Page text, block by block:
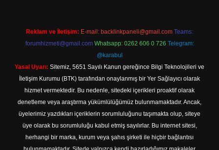
Reklam ve İletişim: E-mail: backlinkpaneli@gmail.com Teams:
forumhizmeti@gmail.com Whatsapp: 0262 606 0 726 Telegram:
@karabul
Yasal Uyarı: Sitemiz, 5651 Sayılı Kanun gereğince Bilgi Teknolojileri ve
İletişim Kurumu (BTK) tarafından onaylanmış bir Yer Sağlayıcı olarak
hizmet vermektedir. Bu nedenle, sitedeki içerikleri proaktif olarak
denetleme veya araştırma yükümlülüğümüz bulunmamaktadır. Ancak,
üyelerimiz yazdıkları içeriklerin sorumluluğunu taşımakta olup, siteye
üye olarak bu sorumluluğu kabul etmiş sayılırlar. Bu internet sitesi,
herhangi bir marka, kurum veya şahıs şirketi ile hiçbir bağlantısı